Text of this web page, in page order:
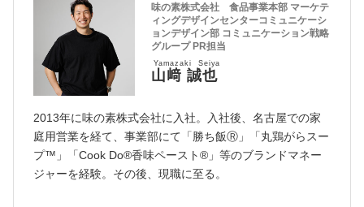
味の素株式会社 食品事業本部 マーケテ
ィングデザインセンターコミュニケーシ
ョンデザイン部 コミュニケーション戦略
グループ PR担当
山﨑 誠也
Yamazaki Seiya
2013年に味の素株式会社に入社。入社後、名古屋での家
庭用営業を経て、事業部にて「勝ち飯Ⓡ」「丸鶏がらスー
プ™」「Cook Do®香味ペースト®」等のブランドマネー
ジャーを経験。その後、現職に至る。